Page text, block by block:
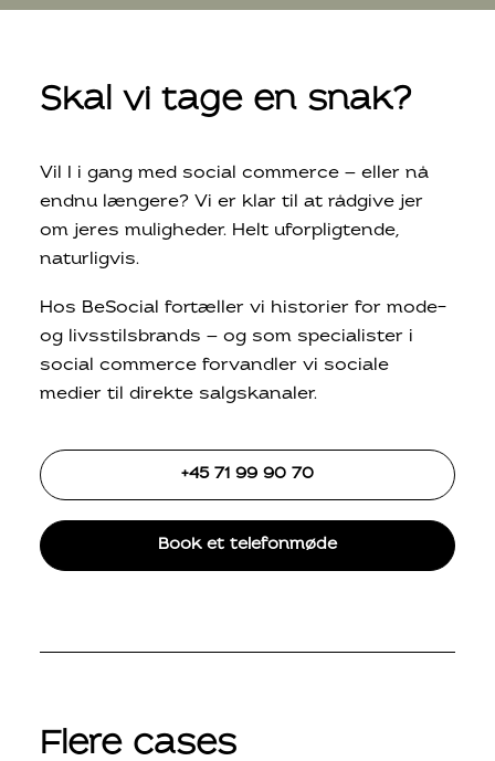
Skal vi tage en snak?
Vil I i gang med social commerce — eller nå
endnu længere? Vi er klar til at rådgive jer
om jeres muligheder. Helt uforpligtende,
naturligvis.
Hos BeSocial fortæller vi historier for mode-
og livsstilsbrands — og som specialister i
social commerce forvandler vi sociale
medier til direkte salgskanaler.
+45 71 99 90 70
Book et telefonmøde
Flere cases